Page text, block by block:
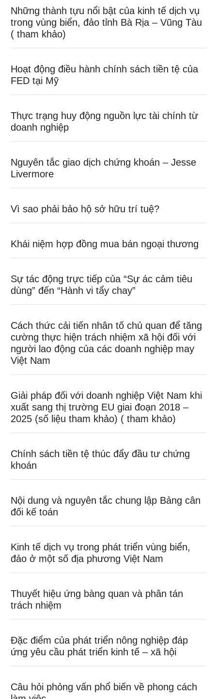
Những thành tựu nổi bật của kinh tế dịch vụ
trong vùng biển, đảo tỉnh Bà Rịa – Vũng Tàu
( tham khảo)
Hoạt động điều hành chính sách tiền tệ của
FED tại Mỹ
Thực trạng huy động nguồn lực tài chính từ
doanh nghiệp
Nguyên tắc giao dịch chứng khoán – Jesse
Livermore
Vì sao phải bảo hộ sở hữu trí tuệ?
Khái niệm hợp đồng mua bán ngoại thương
Sự tác động trực tiếp của “Sự ác cảm tiêu
dùng” đến “Hành vi tẩy chay”
Cách thức cải tiến nhân tố chủ quan để tăng
cường thực hiện trách nhiệm xã hội đối với
người lao động của các doanh nghiệp may
Việt Nam
Giải pháp đối với doanh nghiệp Việt Nam khi
xuất sang thị trường EU giai đoạn 2018 –
2025 (số liệu tham khảo) ( tham khảo)
Chính sách tiền tệ thúc đẩy đầu tư chứng
khoán
Nội dung và nguyên tắc chung lập Bảng cân
đối kế toán
Kinh tế dịch vụ trong phát triển vùng biển,
đảo ở một số địa phương Việt Nam
Thuyết hiệu ứng bàng quan và phân tán
trách nhiệm
Đặc điểm của phát triển nông nghiệp đáp
ứng yêu cầu phát triển kinh tế – xã hội
Câu hỏi phỏng vấn phổ biến về phong cách